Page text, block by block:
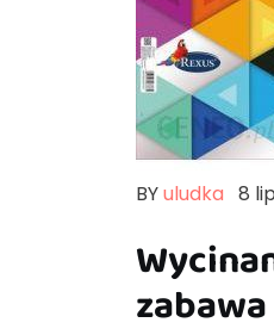
BYuludka 8